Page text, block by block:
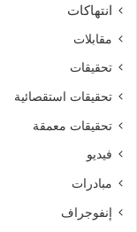
انتهاكات
مقابلات
تحقيقات
تحقيقات استقصائية
تحقيقات معمقة
فيديو
مبادرات
إنفوجراف